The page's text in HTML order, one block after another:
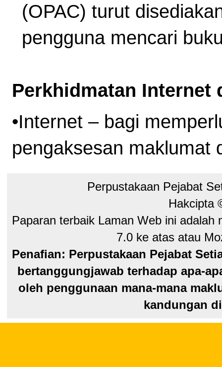
(OPAC) turut
pengguna mencari
Perkhidmatan Internet
•Internet – bagi
pengaksesan maklumat
Perpustakaan Pejabat
Hakcipta
Paparan terbaik Laman Web ini
7.0 ke atas atau
Penafian: Perpustakaan Pejabat
bertanggungjawab terhadap apa-
oleh penggunaan mana-mana
kandungan